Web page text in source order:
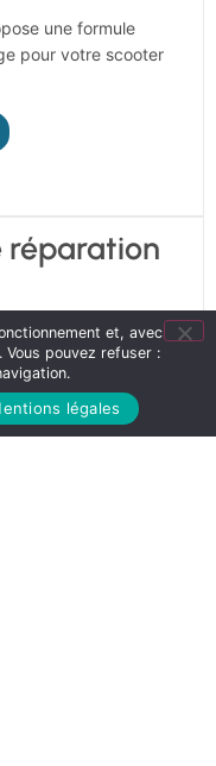
une formule
pour votre scooter
réparation
en charge auprès
directement en
et, avec
pouvez refuser :
légales